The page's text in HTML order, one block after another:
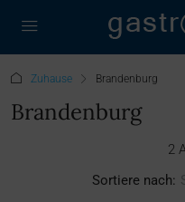
Zuhause Brandenburg
Brandenburg
2
Sortiere nach: